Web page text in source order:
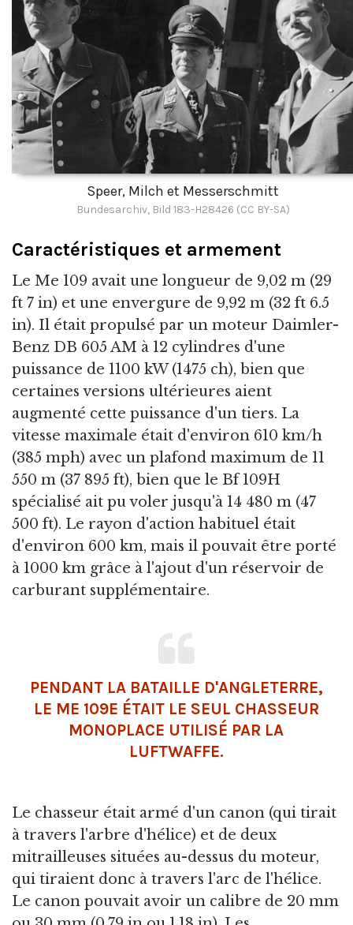
Speer, Milch et Messerschmitt
Bundesarchiv, Bild 183-H28426 (CC BY-SA)
Caractéristiques et armement
Le Me 109 avait une longueur de 9,02 m (29
ft 7 in) et une envergure de 9,92 m (32 ft 6.5
in). Il était propulsé par un moteur Daimler-
Benz DB 605 AM à 12 cylindres d'une
puissance de 1100 kW (1475 ch), bien que
certaines versions ultérieures aient
augmenté cette puissance d'un tiers. La
vitesse maximale était d'environ 610 km/h
(385 mph) avec un plafond maximum de 11
550 m (37 895 ft), bien que le Bf 109H
spécialisé ait pu voler jusqu'à 14 480 m (47
500 ft). Le rayon d'action habituel était
d'environ 600 km, mais il pouvait être porté
à 1000 km grâce à l'ajout d'un réservoir de
carburant supplémentaire.
PENDANT LA BATAILLE D'ANGLETERRE,
LE ME 109E ÉTAIT LE SEUL CHASSEUR
MONOPLACE UTILISÉ PAR LA
LUFTWAFFE.
Le chasseur était armé d'un canon (qui tirait
à travers l'arbre d'hélice) et de deux
mitrailleuses situées au-dessus du moteur,
qui tiraient donc à travers l'arc de l'hélice.
Le canon pouvait avoir un calibre de 20 mm